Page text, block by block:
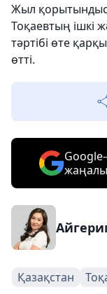
Жыл
Тоқаевтың ішкі
тәртібі өте
өтті.
Қазақстан